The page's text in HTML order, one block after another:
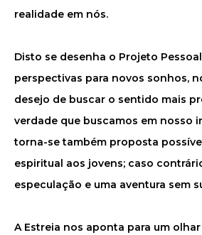
realidade em nós.
Disto se desenha o Projeto
perspectivas para novos sonhos,
desejo de buscar o sentido mais
verdade que buscamos em nosso
torna-se também proposta
espiritual aos jovens; caso
especulação e uma aventura sem
A Estreia nos aponta para um